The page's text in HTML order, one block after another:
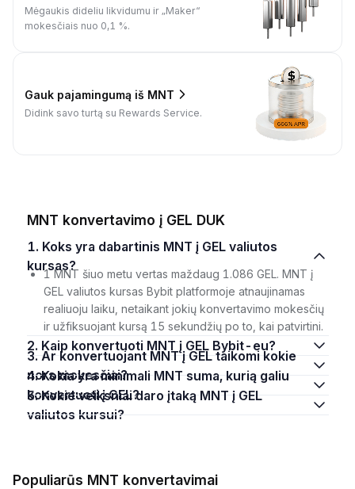
Mėgaukis dideliu likvidumu ir „Maker“
mokesčiais nuo 0,1 %.
Gauk pajamingumą iš MNT
Didink savo turtą su Rewards Service.
MNT konvertavimo į GEL DUK
1. Koks yra dabartinis MNT į GEL valiutos
kursas?
1 MNT šiuo metu vertas maždaug 1.086 GEL. MNT į
GEL valiutos kursas Bybit platformoje atnaujinamas
realiuoju laiku, netaikant jokių konvertavimo mokesčių
ir užfiksuojant kursą 15 sekundžių po to, kai patvirtini.
2. Kaip konvertuoti MNT į GEL Bybit-eu?
3. Ar konvertuojant MNT į GEL taikomi kokie
nors mokesčiai?
4. Kokia yra minimali MNT suma, kurią galiu
konvertuoti į GEL?
5. Kokie veiksniai daro įtaką MNT į GEL
valiutos kursui?
Populiarūs MNT konvertavimai